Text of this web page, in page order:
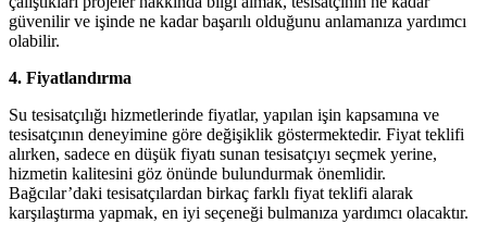
güvenilir ve işinde ne kadar başarılı olduğunu anlamanıza yardımcı
olabilir.
4. Fiyatlandırma
Su tesisatçılığı hizmetlerinde fiyatlar, yapılan işin kapsamına ve
tesisatçının deneyimine göre değişiklik göstermektedir. Fiyat teklifi
alırken, sadece en düşük fiyatı sunan tesisatçıyı seçmek yerine,
hizmetin kalitesini göz önünde bulundurmak önemlidir.
Bağcılar’daki tesisatçılardan birkaç farklı fiyat teklifi alarak
karşılaştırma yapmak, en iyi seçeneği bulmanıza yardımcı olacaktır.